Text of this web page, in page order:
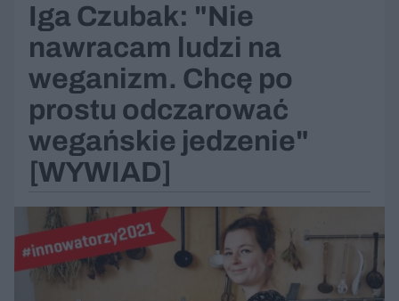
Iga Czubak: "Nie
nawracam ludzi na
weganizm. Chcę po
prostu odczarować
wegańskie jedzenie"
[WYWIAD]